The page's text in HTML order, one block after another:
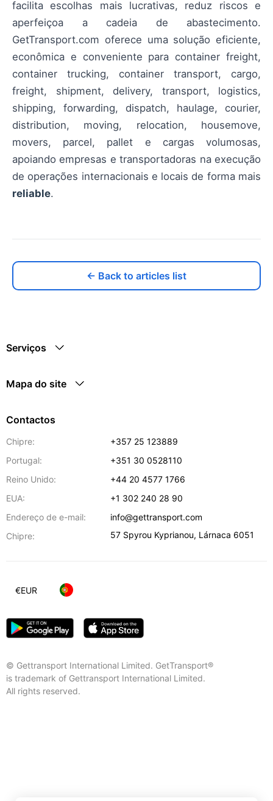
facilita escolhas mais lucrativas, reduz riscos e
aperfeiçoa a cadeia de abastecimento.
GetTransport.com oferece uma solução eficiente,
econômica e conveniente para container freight,
container trucking, container transport, cargo,
freight, shipment, delivery, transport, logistics,
shipping, forwarding, dispatch, haulage, courier,
distribution, moving, relocation, housemove,
movers, parcel, pallet e cargas volumosas,
apoiando empresas e transportadoras na execução
de operações internacionais e locais de forma mais
reliable.
← Back to articles list
Serviços
Mapa do site
Contactos
Chipre:
+357 25 123889
Portugal:
+351 30 0528110
Reino Unido:
+44 20 4577 1766
EUA:
+1 302 240 28 90
Endereço de e-mail:
info@gettransport.com
Chipre:
57 Spyrou Kyprianou, Lárnaca 6051
© Gettransport International Limited. GetTransport®
is trademark of Gettransport International Limited.
All rights reserved.
€EUR